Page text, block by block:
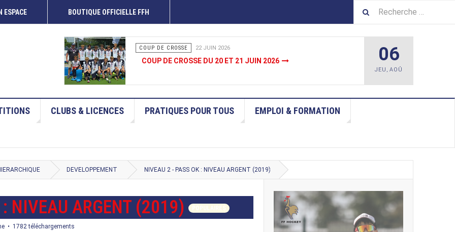
ESPACE BOUTIQUE OFFICIELLE FFH
COUP DE CROSSE 15 JUIN 2026
COUP DE CROSSE 13-14 JUIN 06
JEU ,AOÛ
CLUBS & LICENCES PRATIQUES POUR TOUS EMPLOI & FORMATION
DEVELOPPEMENT NIVEAU 2 - PASS OK : NIVEAU ARGENT (2019)
NIVEAU ARGENT (2019) POPULAIRES
1782 téléchargements